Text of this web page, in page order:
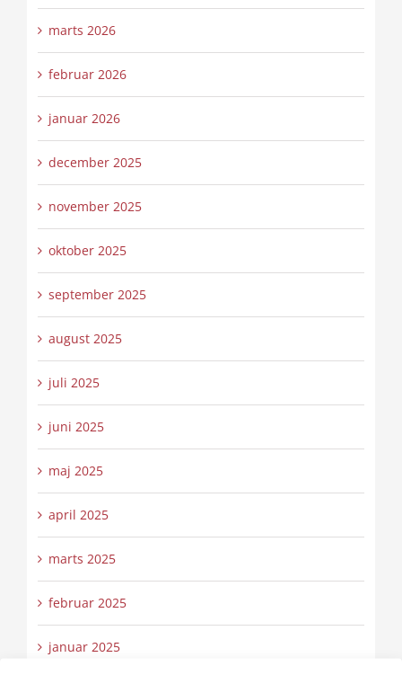
marts 2026
februar 2026
januar 2026
december 2025
november 2025
oktober 2025
september 2025
august 2025
juli 2025
juni 2025
maj 2025
april 2025
marts 2025
februar 2025
januar 2025